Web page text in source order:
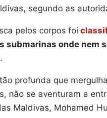
segundo as
pelos corpos foi
submarinas onde nem
.
profunda que
não se aventuram a
Maldivas, Mohamed